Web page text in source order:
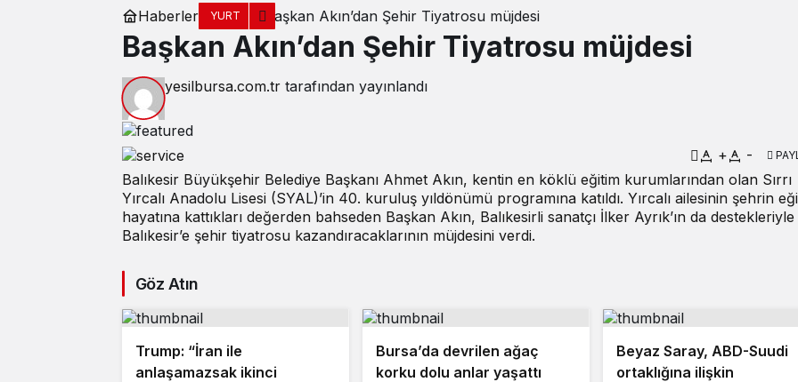
Haberler YURT Başkan Akın’dan Şehir Tiyatrosu müjdesi
Başkan Akın’dan Şehir Tiyatrosu müjdesi
yesilbursa.com.tr tarafından yayınlandı
+ -
Balıkesir Büyükşehir Belediye Başkanı Ahmet Akın, kentin en köklü eğitim kurumlarından olan Sırrı
Yırcalı Anadolu Lisesi (SYAL)’in 40. kuruluş yıldönümü programına katıldı. Yırcalı ailesinin şehrin
hayatına kattıkları değerden bahseden Başkan Akın, Balıkesirli sanatçı İlker Ayrık’ın da destekleriyle
Balıkesir’e şehir tiyatrosu kazandıracaklarının müjdesini verdi.
Göz Atın
Trump: “İran ile
anlaşamazsak ikinci
Bursa’da devrilen ağaç
korku dolu anlar yaşattı
Beyaz Saray, ABD-Suudi
ortaklığına ilişkin